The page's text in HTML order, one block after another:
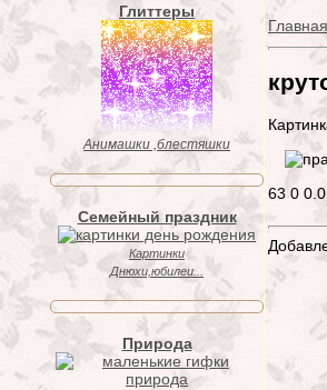
Глиттеры
Анимашки ,блестяшки
Семейный праздник
Картинки
Днюхи,юбилеи...
Природа
Главная
63 0 0.0